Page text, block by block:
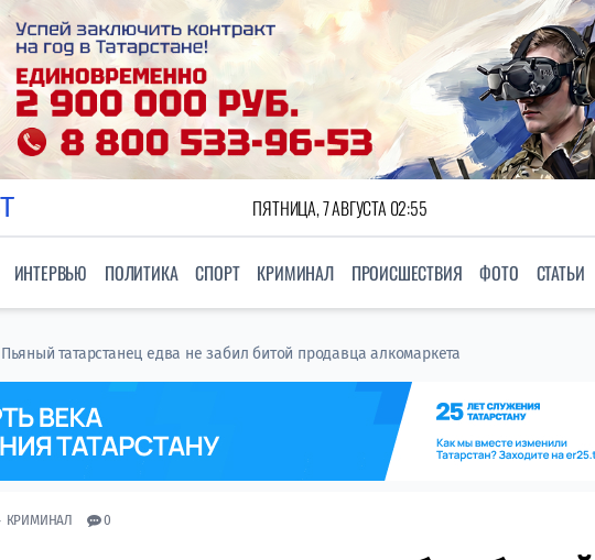
ПЯТНИЦА, 7 АВГУСТА 02:55
ИНТЕРВЬЮ ПОЛИТИКА СПОРТ КРИМИНАЛ ПРОИСШЕСТВИЯ ФОТО СТАТЬИ
Пьяный татарстанец едва не забил битой продавца алкомаркета
КРИМИНАЛ 0